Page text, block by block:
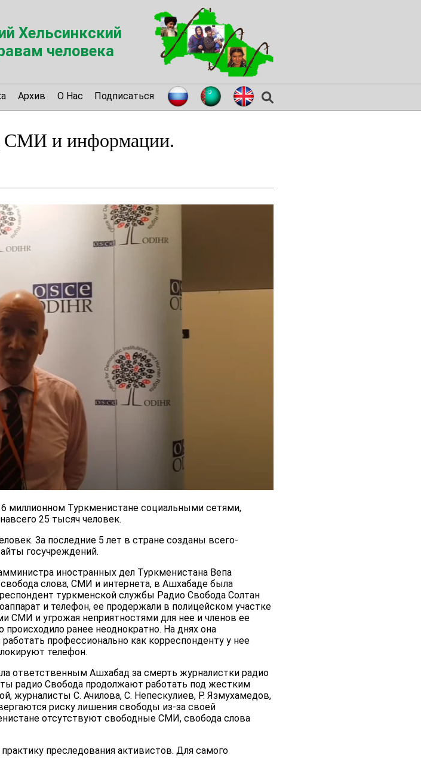
Хельсинкский
человека
Архив О Нас Подписаться
СМИ и информации.
миллионном Туркменистане социальными сетями,
25 тысяч человек.
За последние 5 лет в стране созданы всего-
госучреждений.
иностранных дел Туркменистана Вепа
слова, СМИ и интернета, в Ашхабаде была
туркменской службы Радио Свобода Солтан
и телефон, ее продержали в полицейском участке
СМИ и угрожая неприятностями для нее и членов ее
происходило ранее неоднократно. На днях она
профессионально как корреспонденту у нее
телефон.
ответственным Ашхабад за смерть журналистки радио
радио Свобода продолжают работать под жестким
журналисты С. Ачилова, С. Непескулиев, Р. Язмухамедов,
риску лишения свободы из-за своей
отсутствуют свободные СМИ, свобода слова
преследования активистов. Для самого